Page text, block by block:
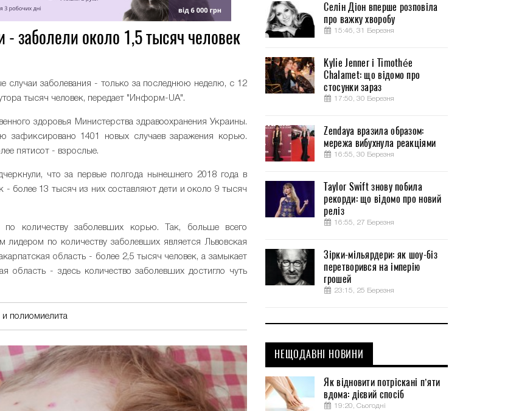
заболели около 1,5 тысяч человек
случаи заболевания - только за последнюю неделю, с 12
тысяч человек, передает "Информ-UA".
здоровья Министерства здравоохранения Украины.
зафиксировано 1401 новых случаев заражения корью.
пятисот - взрослые.
что за первые полгода нынешнего 2018 года в
- более 13 тысяч из них составляют дети и около 9 тысяч
количеству заболевших корью. Так, больше всего
по количеству заболевших является Львовская
область - более 2,5 тысяч человек, а замыкает
область - здесь количество заболевших достигло чуть
полиомиелита
Селін Діон вперше розповіла
про важку хворобу
15:46, 31 Березня
Kylie Jenner і Timothée
Chalamet: що відомо про
стосунки зараз
17:50, 30 Березня
Zendaya вразила образом:
мережа вибухнула реакціями
16:55, 30 Березня
Taylor Swift знову побила
рекорди: що відомо про новий
реліз
16:55, 27 Березня
Зірки-мільярдери: як шоу-біз
перетворився на імперію
грошей
23:15, 25 Березня
НЕЩОДАВНІ НОВИНИ
Як відновити потріскані п’яти
вдома: дієвий спосіб
19:20, Сьогодні